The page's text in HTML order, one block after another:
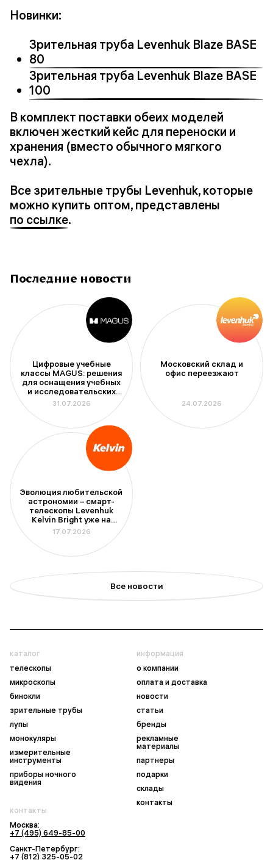
Новинки:
Зрительная труба Levenhuk Blaze BASE
80
Зрительная труба Levenhuk Blaze BASE
100
В комплект поставки обеих моделей
включен жесткий кейс для переноски и
хранения (вместо обычного мягкого
чехла).
Все зрительные трубы Levenhuk, которые
можно купить оптом, представлены
по ссылке.
Последние новости
Цифровые учебные
классы MAGUS: решения
для оснащения учебных
и исследовательских
лабораторий
31.07.2026
Московский склад и
офис переезжают
24.07.2026
Эволюция любительской
астрономии – смарт-
телескопы Levenhuk
Kelvin Bright уже на
складе
17.07.2026
Все новости
каталог
телескопы
микроскопы
бинокли
зрительные трубы
лупы
монокуляры
измерительные
инструменты
приборы ночного
видения
информация
о компании
оплата и доставка
новости
статьи
бренды
рекламные
материалы
партнеры
подарки
склады
контакты
контакты
Москва:
+7 (495) 649-85-00
Санкт-Петербург:
+7 (812) 325-05-02